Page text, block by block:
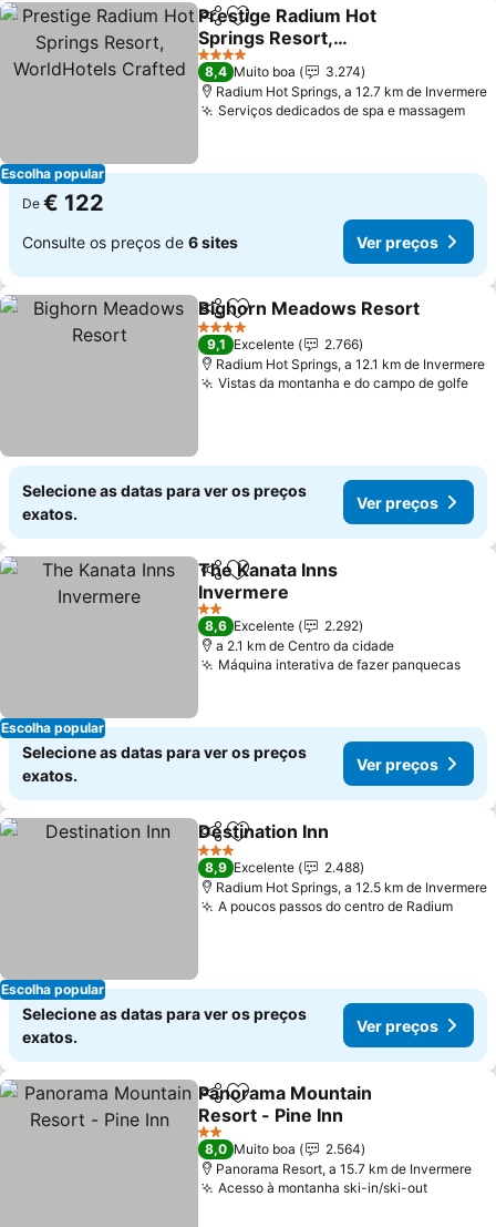
Escolha popular
PartilharAdicionar aos favoritos
Prestige Radium Hot
Springs Resort,
WorldHotels Crafted
Ver preços
4 Estrelas
8,4 Muito boa
3.274
Radium Hot Springs, a 12.7 km de Invermere
Serviços dedicados de spa e massagem
De € 122
Consulte os preços de 6 sites Ver preços
PartilharAdicionar aos favoritos
Bighorn Meadows Resort
4 Estrelas
9,1 Excelente
2.766
Radium Hot Springs, a 12.1 km de Invermere
Vistas da montanha e do campo de golfe
Selecione as datas para ver os preços
exatos.
Ver preços
Escolha popular
PartilharAdicionar aos favoritos
The Kanata Inns
Invermere
Ver preços
2 Estrelas
8,6 Excelente
2.292
a 2.1 km de Centro da cidade
Máquina interativa de fazer panquecasVer
Selecione as datas para ver os preços
exatos.
Ver preços
Escolha popular
PartilharAdicionar aos favoritos
Destination Inn
3 Estrelas
8,9 Excelente
2.488
Radium Hot Springs, a 12.5 km de Invermere
A poucos passos do centro de RadiumVer
Selecione as datas para ver os preços
exatos.
Ver preços
PartilharAdicionar aos favoritos
Panorama Mountain
Resort - Pine Inn
Ver preços
2 Estrelas
8,0 Muito boa
2.564
Panorama Resort, a 15.7 km de Invermere
Acesso à montanha ski-in/ski-outVer